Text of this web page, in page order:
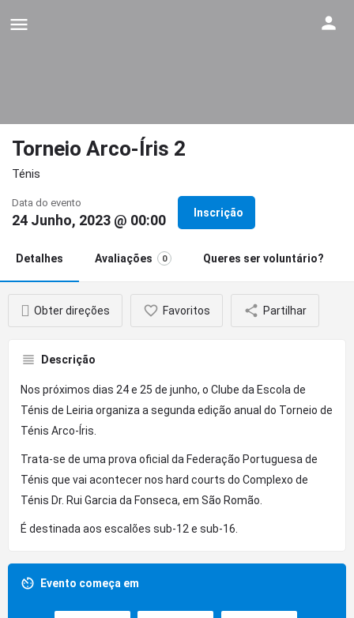
Torneio Arco-Íris 2
Ténis
Data do evento
24 Junho, 2023 @ 00:00 Inscrição
Detalhes Avaliações 0 Queres ser voluntário?
Obter direções Favoritos Partilhar
Descrição
Nos próximos dias 24 e 25 de junho, o Clube da Escola de
Ténis de Leiria organiza a segunda edição anual do Torneio de
Ténis Arco-Íris.
Trata-se de uma prova oficial da Federação Portuguesa de
Ténis que vai acontecer nos hard courts do Complexo de
Ténis Dr. Rui Garcia da Fonseca, em São Romão.
É destinada aos escalões sub-12 e sub-16.
Evento começa em